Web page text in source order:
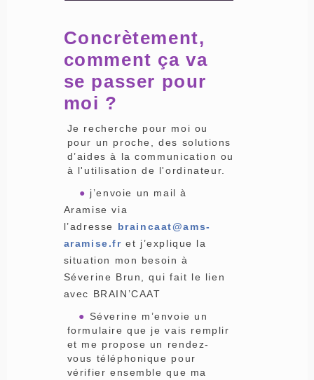
Concrètement,
comment ça va
se passer pour
moi ?
Je recherche pour moi ou
pour un proche, des solutions
d’aides à la communication ou
à l'utilisation de l'ordinateur.
● j’envoie un mail à
Aramise via
l’adresse braincaat@ams-
aramise.fr et j’explique la
situation mon besoin à
Séverine Brun, qui fait le lien
avec BRAIN’CAAT
● Séverine m’envoie un
formulaire que je vais remplir
et me propose un rendez-
vous téléphonique pour
vérifier ensemble que ma